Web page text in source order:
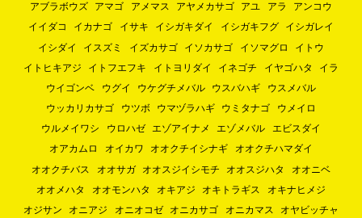
アブラボウズ
アマゴ アメマス アヤメカサゴ アユ アラ
アンコウ
イイダコ
イカナゴ イサキ イシガキダイ イシガキフグ
イシガレイ
イシダイ
イスズミ イズカサゴ イソカサゴ イソマグロ
イトウ
イトヒキアジ
イトフエフキ イトヨリダイ イネゴチ イヤゴハタ
イラ
ウイゴンベ
ウグイ ウケグチメバル ウスバハギ
ウスメバル
ウッカリカサゴ
ウツボ ウマヅラハギ ウミタナゴ
ウメイロ
ウルメイワシ
ウロハゼ エゾアイナメ エゾメバル
エビスダイ
オアカムロ
オイカワ オオクチイシナギ
オオクチハマダイ
オオクチバス
オオサガ オオスジイシモチ オオスジハタ
オオニベ
オオメハタ
オオモンハタ オキアジ オキトラギス
オキナヒメジ
オジサン
オニアジ オニオコゼ オニカサゴ オニカマス オヤビッチャ